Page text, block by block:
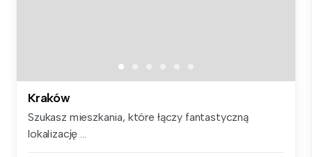
Kraków
Szukasz mieszkania, które łączy fantastyczną
lokalizację ...